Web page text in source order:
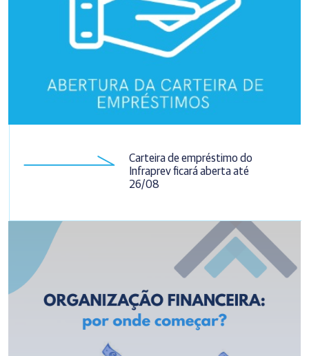
Carteira de empréstimo do
Infraprev ficará aberta até
26/08